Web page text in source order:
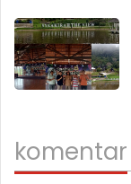
komentar